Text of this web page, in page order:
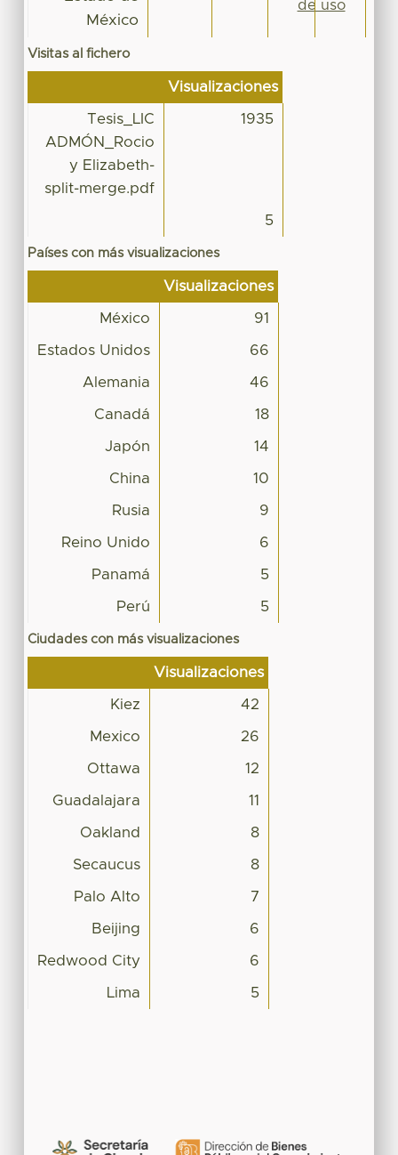
México
Visitas al fichero
Visualizaciones
Tesis_LIC
ADMÓN_Rocio
y Elizabeth-
split-merge.pdf
1935
5
Países con más visualizaciones
Visualizaciones
México 91
Estados Unidos 66
Alemania 46
Canadá 18
Japón 14
China 10
Rusia 9
Reino Unido 6
Panamá 5
Perú 5
Ciudades con más visualizaciones
Visualizaciones
Kiez 42
Mexico 26
Ottawa 12
Guadalajara 11
Oakland 8
Secaucus 8
Palo Alto 7
Beijing 6
Redwood City 6
Lima 5
de uso